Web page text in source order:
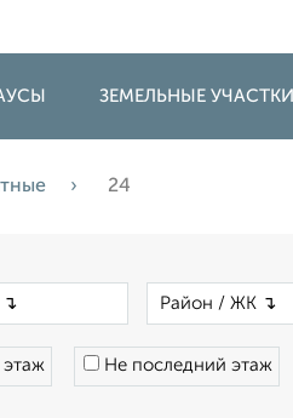
ЗЕМЕЛЬНЫЕ УЧАСТКИ
24
Не последний этаж